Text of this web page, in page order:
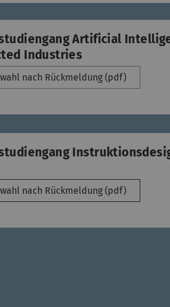
Artificial
Industries
nach Rückmeldung (pdf)
nach Rückmeldung (pdf)